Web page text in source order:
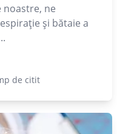
noastre, ne
și bătaie a
de citit